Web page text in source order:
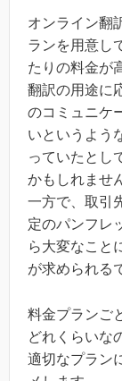
オンライン翻
ランを用意し
たりの料金が
翻訳の用途に
のコミュニケ
いというよう
っていたとし
かもしれませ
一方で、取引
定のパンフレ
ら大変なこと
が求められる
料金プランご
どれくらいな
適切なプラン